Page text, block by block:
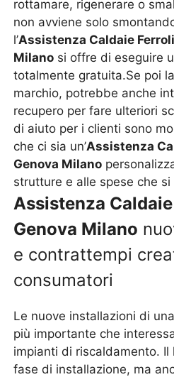
rottamare, rigenerare o
non avviene solo
l’Assistenza Caldaie
Milano si offre di eseguire
totalmente gratuita.Se poi
marchio, potrebbe anche
recupero per fare ulteriori
di aiuto per i clienti sono
che ci sia un’Assistenza
Genova Milano
strutture e alle spese che
Assistenza
Genova Milano
e contrattempi
consumatori
Le nuove installazioni di
più importante che
impianti di riscaldamento. Il
fase di installazione, ma